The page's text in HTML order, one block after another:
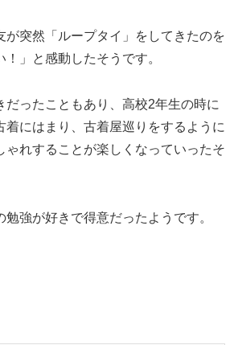
が突然「ループタイ」をしてきたのを
！」と感動したそうです。
だったこともあり、高校2年生の時に
着にはまり、古着屋巡りをするように
ゃれすることが楽しくなっていったそ
強が好きで得意だったようです。